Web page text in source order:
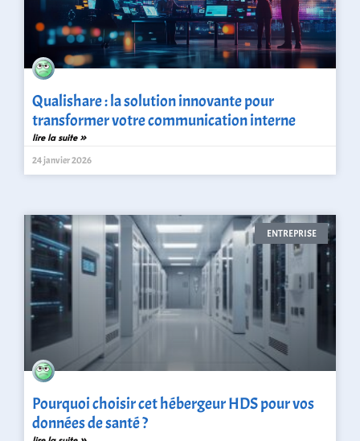
Qualishare : la solution innovante pour
transformer votre communication interne
lire la suite »
24 janvier 2026
ENTREPRISE
Pourquoi choisir cet hébergeur HDS pour vos
données de santé ?